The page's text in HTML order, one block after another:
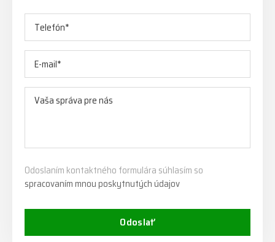
Odoslaním kontaktného formulára súhlasím so
spracovaním mnou poskytnutých údajov
Odoslať